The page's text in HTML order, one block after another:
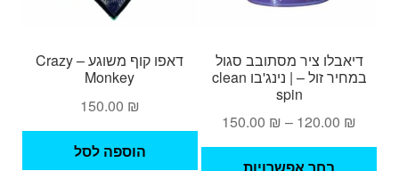
דיאבלו ציר מסתובב סגול
במחיר זול – | נינג'בו clean
spin
120.00 ₪
–
150.00 ₪
טווח
מחירים:
⁦120.00 ₪⁩
בחר אפשרויות
דאפו קוף משוגע – Crazy
Monkey
150.00 ₪
הוספה לסל